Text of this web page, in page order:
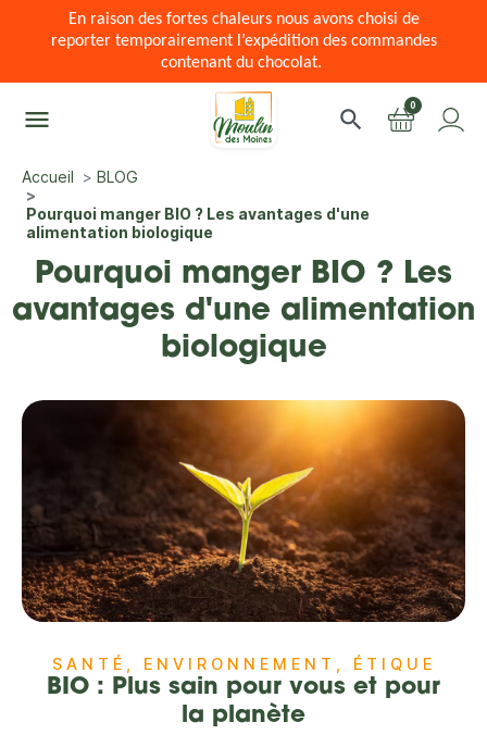
En raison des fortes chaleurs nous avons choisi de
reporter temporairement l’expédition des commandes
contenant du chocolat.
menu search 0
Accueil
BLOG
Pourquoi manger BIO ? Les avantages d'une
alimentation biologique
Pourquoi manger BIO ? Les
avantages d'une alimentation
biologique
SANTÉ, ENVIRONNEMENT, ÉTIQUE
BIO : Plus sain pour vous et pour
la planète